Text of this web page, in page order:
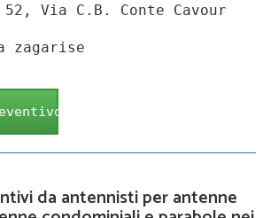
52, Via C.B. Conte Cavour
zagarise
da antennisti per antenne